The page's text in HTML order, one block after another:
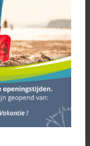
Zgn.
de dag van
maar enkele
neem dan
.
lossen we